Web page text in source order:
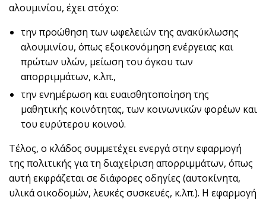
αλουμινίου, έχει στόχο:
την προώθηση των ωφελειών της ανακύκλωσης
αλουμινίου, όπως εξοικονόμηση ενέργειας και
πρώτων υλών, μείωση του όγκου των
απορριμμάτων, κ.λπ.,
την ενημέρωση και ευαισθητοποίηση της
μαθητικής κοινότητας, των κοινωνικών φορέων και
του ευρύτερου κοινού.
Τέλος, ο κλάδος συμμετέχει ενεργά στην εφαρμογή
της πολιτικής για τη διαχείριση απορριμμάτων, όπως
αυτή εκφράζεται σε διάφορες οδηγίες (αυτοκίνητα,
υλικά οικοδομών, λευκές συσκευές, κ.λπ.). Η εφαρμογή